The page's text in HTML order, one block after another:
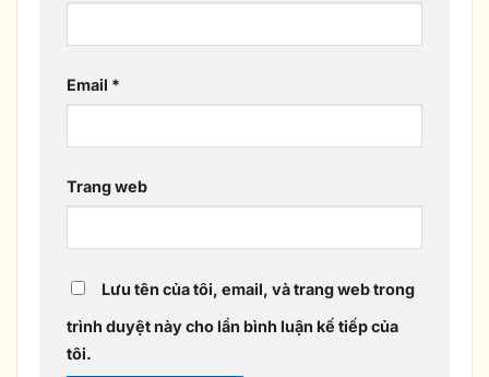
Email *
Trang web
Lưu tên của tôi, email, và trang web trong
trình duyệt này cho lần bình luận kế tiếp của
tôi.